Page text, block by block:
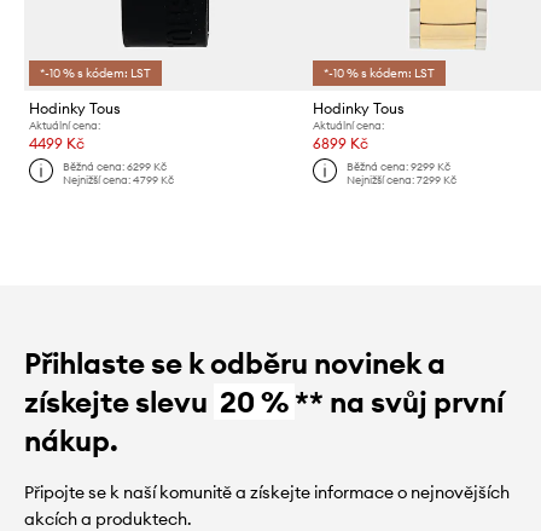
*-10 % s kódem: LST
Hodinky Tous
Aktuální cena:
4499 Kč
Běžná cena:6299 Kč
Nejnižší cena:4799 Kč
*-10 % s kódem: LST
Hodinky Tous
Aktuální cena:
6899 Kč
Běžná cena: 9299 Kč
Nejnižší cena: 7299 Kč
Přihlaste se k odběru novinek a
získejte slevu 20 %** na svůj první
nákup.
Připojte se k naší komunitě a získejte informace o nejnovějších
akcích a produktech.